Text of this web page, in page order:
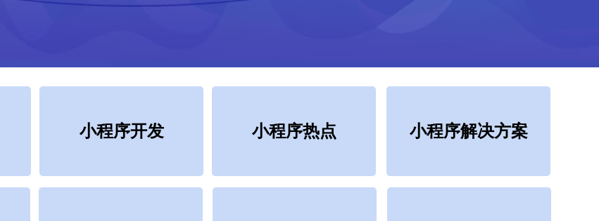
小程序热点 小程序解决方案
小程序开发